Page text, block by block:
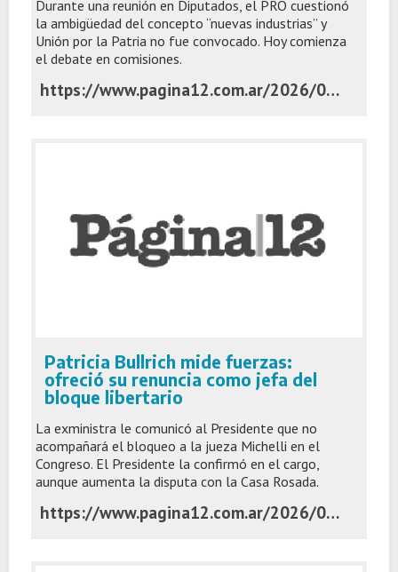
Durante una reunión en Diputados, el PRO cuestionó
la ambigüedad del concepto “nuevas industrias” y
Unión por la Patria no fue convocado. Hoy comienza
el debate en comisiones.
https://www.pagina12.com.ar/2026/06/03/el-gobierno-presiona-para-apurar-el-debate-del-super-rigi/
Patricia Bullrich mide fuerzas:
ofreció su renuncia como jefa del
bloque libertario
La exministra le comunicó al Presidente que no
acompañará el bloqueo a la jueza Michelli en el
Congreso. El Presidente la confirmó en el cargo,
aunque aumenta la disputa con la Casa Rosada.
https://www.pagina12.com.ar/2026/06/03/patricia-bullrich-mide-fuerzas-ofrecio-su-renuncia-como-jefa-del-bloque-libertario/